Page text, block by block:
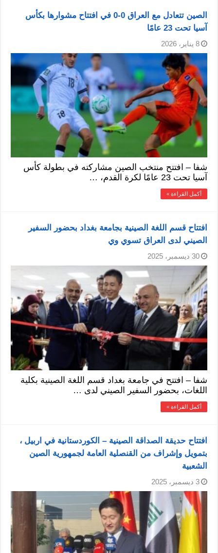
الصين تتعادل مع العراق 0-0 في افتتاح مشوارها بكأس
آسيا تحت 23 عامًا
8 يناير، 2026
شفا – افتتح منتخب الصين مشاركته في بطولة كأس
آسيا تحت 23 عامًا لكرة القدم، …
أكمل القراءة »
افتتاح قسم اللغة الصينية بجامعة بغداد بحضور السفير
الصيني لدى العراق تسوي وي
30 ديسمبر، 2025
شفا – افتتح في جامعة بغداد قسم اللغة الصينية بكلية
اللغات، بحضور السفير الصيني لدى …
أكمل القراءة »
افتتاح حديقة الصداقة الصينية – الكوردستانیة في اربيل ،
بتمويل وإشراف من القنصلية العامة لجمهورية الصين
الشعبية
3 ديسمبر، 2025